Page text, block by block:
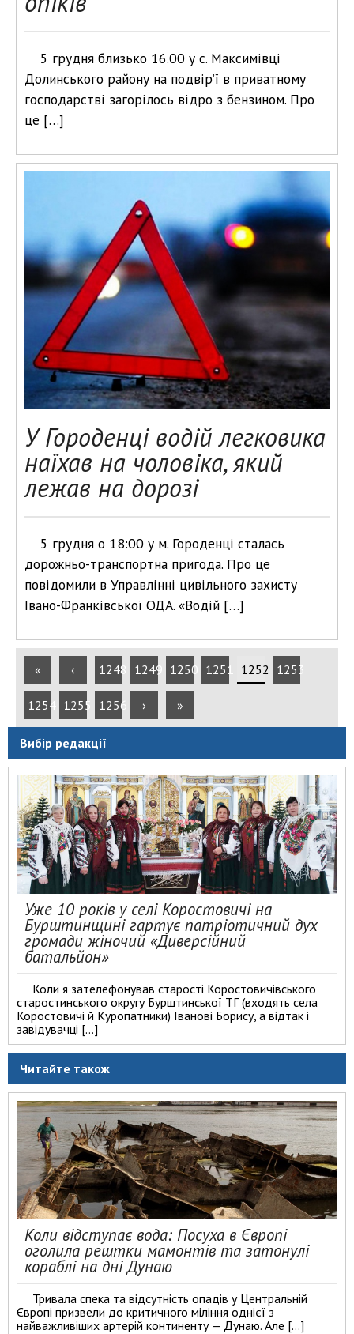
5 грудня близько 16.00 у с. Максимівці
Долинського району на подвір’ї в приватному
господарстві загорілось відро з бензином. Про
це […]
У Городенці водій легковика
наїхав на чоловіка, який
лежав на дорозі
5 грудня о 18:00 у м. Городенці сталась
дорожньо-транспортна пригода. Про це
повідомили в Управлінні цивільного захисту
Івано-Франківської ОДА. «Водій […]
« ‹ 1248 1249 1250 1251 1252 1253
1254 1255 1256 › »
Вибір редакції
Уже 10 років у селі Коростовичі на
Бурштинщині гартує патріотичний дух
громади жіночий «Диверсійний
батальйон»
Коли я зателефонував старості Коростовичівського
старостинського округу Бурштинської ТГ (входять села
Коростовичі й Куропатники) Іванові Борису, а відтак і
завідувачці […]
Читайте також
Коли відступає вода: Посуха в Європі
оголила рештки мамонтів та затонулі
кораблі на дні Дунаю
Тривала спека та відсутність опадів у Центральній
Європі призвели до критичного міління однієї з
найважливіших артерій континенту — Дунаю. Але […]